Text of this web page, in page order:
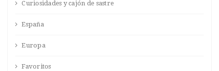
Curiosidades y cajón de sastre
España
Europa
Favoritos